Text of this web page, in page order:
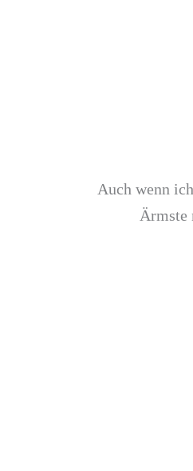
Auch wenn
Ärmste